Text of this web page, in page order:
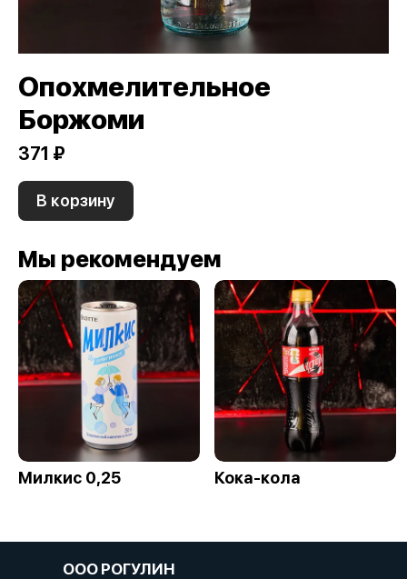
Опохмелительное
Боржоми
371 ₽
В корзину
Мы рекомендуем
Милкис 0,25 Кока-кола
ООО РОГУЛИН